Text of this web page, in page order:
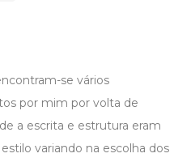
se vários
por mim por volta de
a escrita e estrutura eram
variando na escolha dos